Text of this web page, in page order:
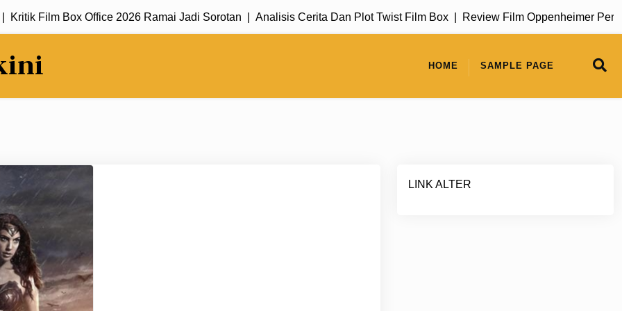
Film Box Office 2026 Ramai Jadi Sorotan |Analisis Cerita Dan Plot Twist Film Box |Review Film Oppenheimer
HOME SAMPLE PAGE
LINK ALTER